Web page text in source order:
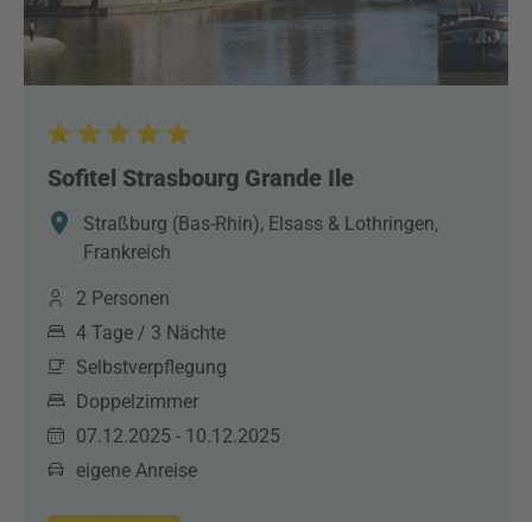
Sofitel Strasbourg Grande Ile
Straßburg (Bas-Rhin), Elsass & Lothringen,
Frankreich
2 Personen
4 Tage / 3 Nächte
Selbstverpflegung
Doppelzimmer
07.12.2025 - 10.12.2025
eigene Anreise